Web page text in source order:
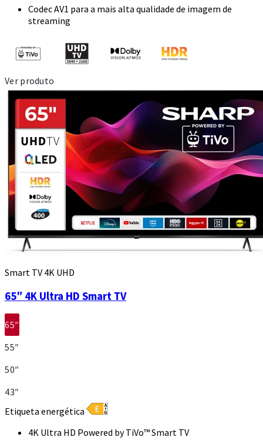
Codec AV1 para a mais alta qualidade de imagem de
streaming
Ver produto
Smart TV 4K UHD
65″ 4K Ultra HD Smart TV
65″
55″
50″
43″
Etiqueta energética
4K Ultra HD Powered by TiVo™ Smart TV